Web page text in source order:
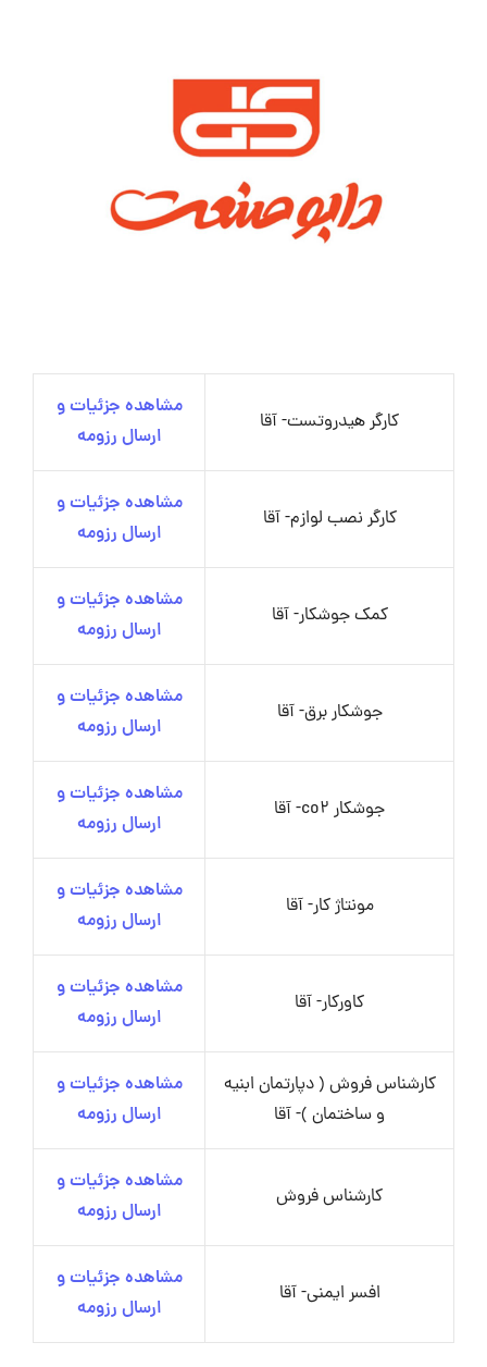
کارگر هیدروتست- آقا
مشاهده جزئیات و
ارسال رزومه
کارگر نصب لوازم- آقا
مشاهده جزئیات و
ارسال رزومه
کمک جوشکار- آقا
مشاهده جزئیات و
ارسال رزومه
جوشکار برق- آقا
مشاهده جزئیات و
ارسال رزومه
جوشکار co2- آقا
مشاهده جزئیات و
ارسال رزومه
مونتاژ کار- آقا
مشاهده جزئیات و
ارسال رزومه
کاورکار- آقا
مشاهده جزئیات و
ارسال رزومه
کارشناس فروش ( دپارتمان ابنیه
و ساختمان )- آقا
مشاهده جزئیات و
ارسال رزومه
کارشناس فروش
مشاهده جزئیات و
ارسال رزومه
افسر ایمنی- آقا
مشاهده جزئیات و
ارسال رزومه